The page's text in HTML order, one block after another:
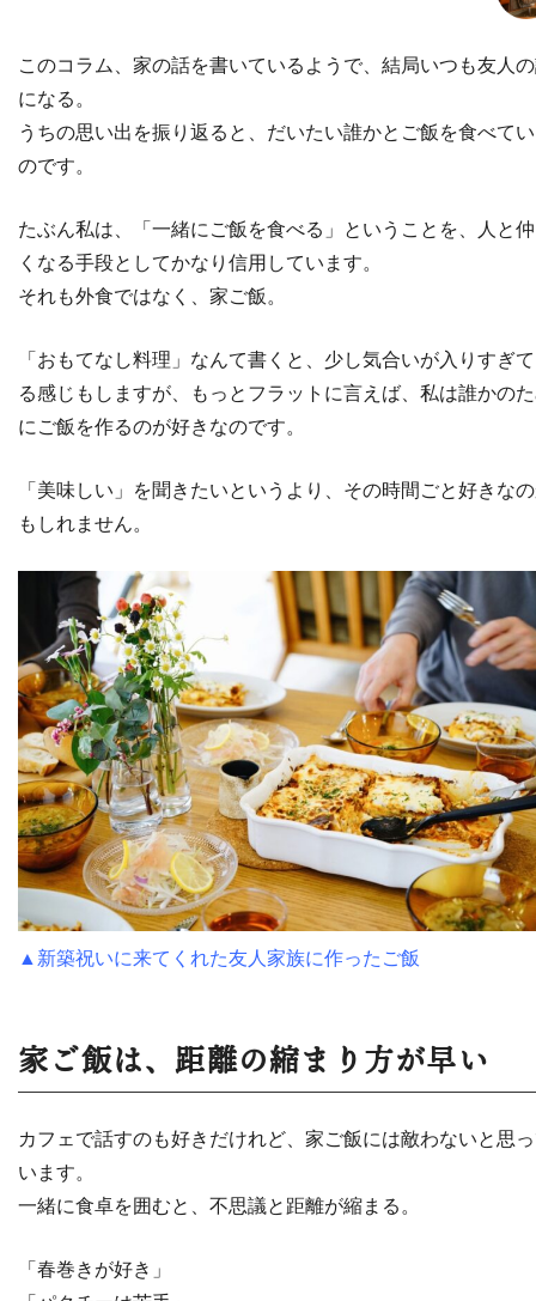
このコラム、家の話を書いているようで、結局いつも友人
になる。
うちの思い出を振り返ると、だいたい誰かとご飯を食べて
のです。
たぶん私は、「一緒にご飯を食べる」ということを、人と
くなる手段としてかなり信用しています。
それも外食ではなく、家ご飯。
「おもてなし料理」なんて書くと、少し気合いが入りすぎ
る感じもしますが、もっとフラットに言えば、私は誰かの
にご飯を作るのが好きなのです。
「美味しい」を聞きたいというより、その時間ごと好きな
もしれません。
▲新築祝いに来てくれた友人家族に作ったご飯
家ご飯は、距離の縮まり方が早い
カフェで話すのも好きだけれど、家ご飯には敵わないと思
います。
一緒に食卓を囲むと、不思議と距離が縮まる。
「春巻きが好き」